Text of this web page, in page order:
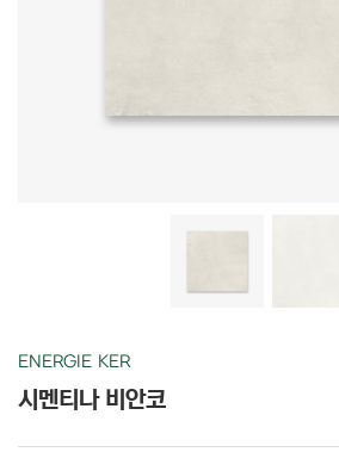
ENERGIE KER
시멘티나 비안코